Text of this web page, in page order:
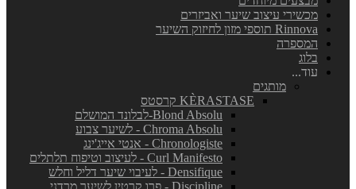
מכשירי עיצוב שיער ואביזרים
Rinnova תוספי מזון לחיזוק השיער
המספרה
בלוג
עוד...
מותגים
KÈRASTASE קרסטס
Blond Absolu-לבלונד המושלם
Chroma Absolu - לשיער צבוע
Chronologiste - אנטי אייג'ינג
Curl Manifesto - לעיצוב וטיפוח תלתלים
Densifique - לעיבוי שיער דליל וחלש
Discipline - פרו קרטין לשיער מרדני